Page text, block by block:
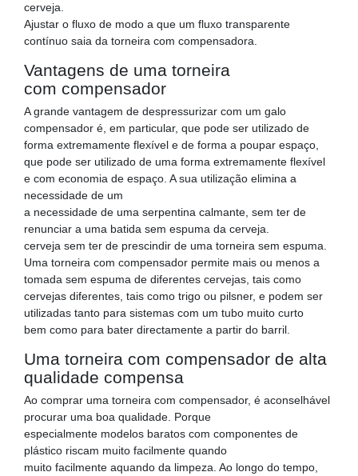
cerveja.
Ajustar o fluxo de modo a que um fluxo transparente
contínuo saia da torneira com compensadora.
Vantagens de uma torneira
com compensador
A grande vantagem de despressurizar com um galo
compensador é, em particular, que pode ser utilizado de
forma extremamente flexível e de forma a poupar espaço,
que pode ser utilizado de uma forma extremamente flexível
e com economia de espaço. A sua utilização elimina a
necessidade de um
a necessidade de uma serpentina calmante, sem ter de
renunciar a uma batida sem espuma da cerveja.
cerveja sem ter de prescindir de uma torneira sem espuma.
Uma torneira com compensador permite mais ou menos a
tomada sem espuma de diferentes cervejas, tais como
cervejas diferentes, tais como trigo ou pilsner, e podem ser
utilizadas tanto para sistemas com um tubo muito curto
bem como para bater directamente a partir do barril.
Uma torneira com compensador de alta
qualidade compensa
Ao comprar uma torneira com compensador, é aconselhável
procurar uma boa qualidade. Porque
especialmente modelos baratos com componentes de
plástico riscam muito facilmente quando
muito facilmente aquando da limpeza. Ao longo do tempo,